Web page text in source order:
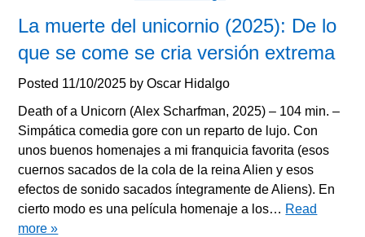
La muerte del unicornio (2025): De lo
que se come se cria versión extrema
Posted 11/10/2025 byOscar Hidalgo
Death of a Unicorn (Alex Scharfman, 2025) – 104 min. –
Simpática comedia gore con un reparto de lujo. Con
unos buenos homenajes a mi franquicia favorita (esos
cuernos sacados de la cola de la reina Alien y esos
efectos de sonido sacados íntegramente de Aliens). En
cierto modo es una película homenaje a los… Read
more »